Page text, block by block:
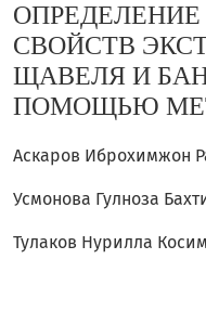
СВОЙСТВ
ЩАВЕЛЯ И
ПОМОЩЬЮ
Аскаров Иброхимжон
Усмонова Гулноза
Тулаков Нурилла